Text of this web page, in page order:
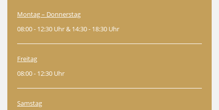
Montag – Donnerstag
08:00 - 12:30 Uhr & 14:30 - 18:30 Uhr
Freitag
08:00 - 12:30 Uhr
Samstag